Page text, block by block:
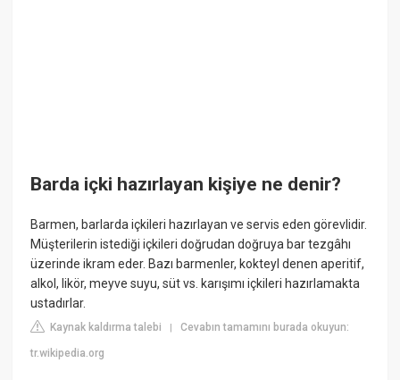
Barda içki hazırlayan kişiye ne denir?
Barmen, barlarda içkileri hazırlayan ve servis eden görevlidir.
Müşterilerin istediği içkileri doğrudan doğruya bar tezgâhı
üzerinde ikram eder. Bazı barmenler, kokteyl denen aperitif,
alkol, likör, meyve suyu, süt vs. karışımı içkileri hazırlamakta
ustadırlar.
Kaynak kaldırma talebi |Cevabın tamamını burada okuyun:
tr.wikipedia.org